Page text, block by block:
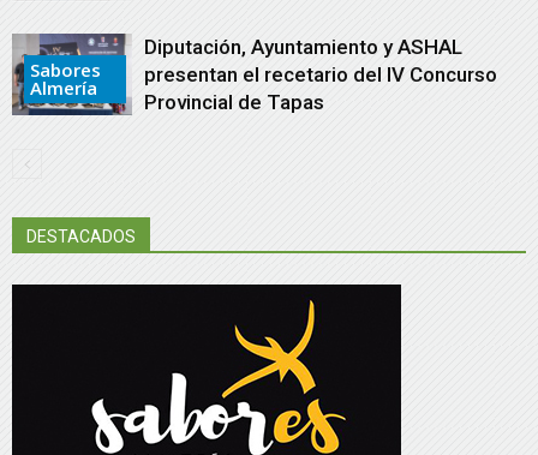
Sabores
Almería
Diputación, Ayuntamiento y ASHAL
presentan el recetario del IV Concurso
Provincial de Tapas
DESTACADOS